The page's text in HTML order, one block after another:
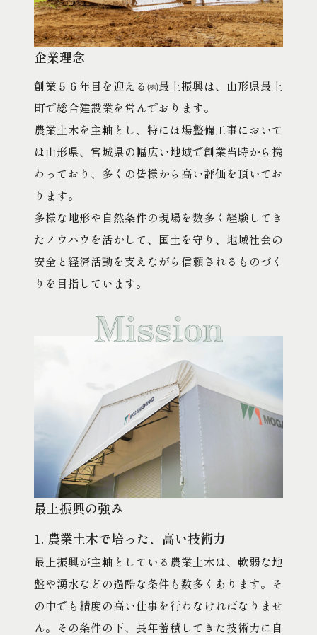
企業理念
創業５６年目を迎える㈱最上振興は、山形県最上
町で総合建設業を営んでおります。
農業土木を主軸とし、特にほ場整備工事において
は山形県、宮城県の幅広い地域で創業当時から携
わっており、多くの皆様から高い評価を頂いてお
ります。
多様な地形や自然条件の現場を数多く経験してき
たノウハウを活かして、国土を守り、地域社会の
安全と経済活動を支えながら信頼されるものづく
りを目指しています。
最上振興の強み
1. 農業土木で培った、高い技術力
最上振興が主軸としている農業土木は、軟弱な地
盤や湧水などの過酷な条件も数多くあります。そ
の中でも精度の高い仕事を行わなければなりませ
ん。その条件の下、長年蓄積してきた技術力に自